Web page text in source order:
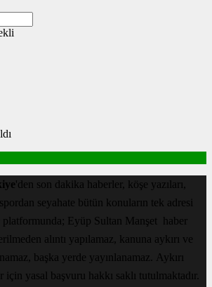
'den son dakika haberler, köşe yazıları,
seyahate bütün konuların tek adresi
platformunda; Eyüp Sultan Manşet haber
alıntı yapılamaz, kanuna aykırı ve
başka yerde yayınlanamaz. Aykırı
yasal başvuru hakkı saklı tutulmaktadır.